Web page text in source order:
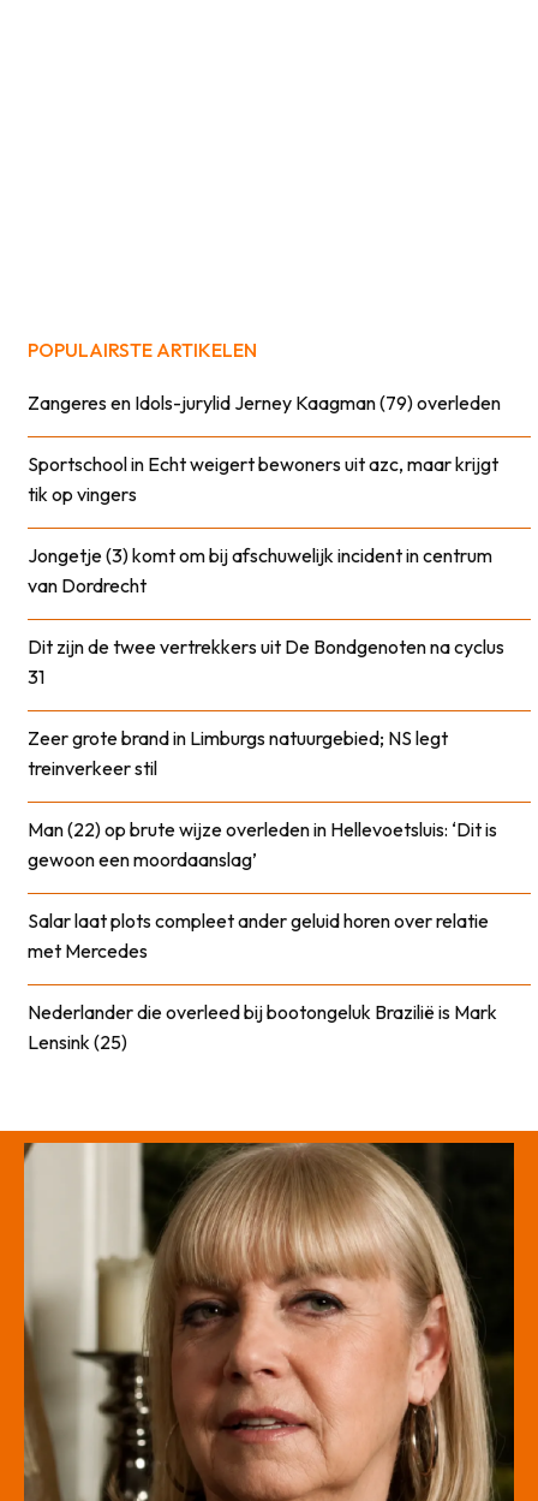
POPULAIRSTE ARTIKELEN
Zangeres en Idols-jurylid Jerney Kaagman (79) overleden
Sportschool in Echt weigert bewoners uit azc, maar krijgt
tik op vingers
Jongetje (3) komt om bij afschuwelijk incident in centrum
van Dordrecht
Dit zijn de twee vertrekkers uit De Bondgenoten na cyclus
31
Zeer grote brand in Limburgs natuurgebied; NS legt
treinverkeer stil
Man (22) op brute wijze overleden in Hellevoetsluis: ‘Dit is
gewoon een moordaanslag’
Salar laat plots compleet ander geluid horen over relatie
met Mercedes
Nederlander die overleed bij bootongeluk Brazilië is Mark
Lensink (25)